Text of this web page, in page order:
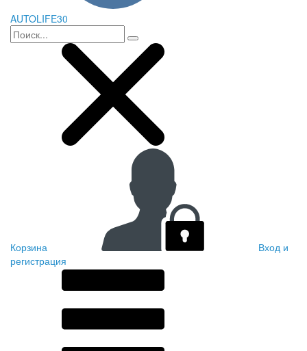
AUTOLIFE30
Корзина
Вход и
регистрация